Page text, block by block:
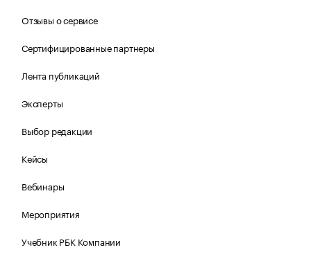
Отзывы о сервисе
Сертифицированные партнеры
Лента публикаций
Эксперты
Выбор редакции
Кейсы
Вебинары
Мероприятия
Учебник РБК Компании